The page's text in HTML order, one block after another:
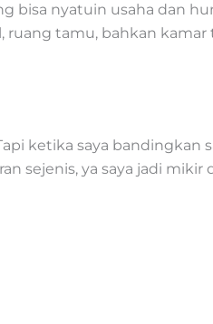
bisa nyatuin usaha dan
ruang tamu, bahkan kamar
ketika saya bandingkan
sejenis, ya saya jadi mikir